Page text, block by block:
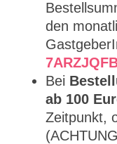
den
Bei
ab 100
Zeitpunkt,